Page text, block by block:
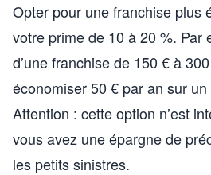
Opter pour une franchise plus
votre prime de 10 à 20 %. Par
d’une franchise de 150 € à
économiser 50 € par an sur
Attention : cette option n’est
vous avez une épargne de
les petits sinistres.